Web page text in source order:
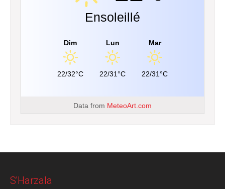
Ensoleillé
Dim
22/32°C
Lun
22/31°C
Mar
22/31°C
Data from MeteoArt.com
S'Harzala